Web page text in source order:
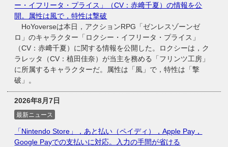
ー・イフリータ・プライス」（CV：赤﨑千夏）の情報を公
開。属性は風で，特性は撃破
HoYoverseは本日，アクションRPG「ゼンレスゾーンゼ
ロ」のキャラクター「ロクシー・イフリータ・プライス」
（CV：赤﨑千夏）に関する情報を公開した。ロクシーは，ク
ラレッタ（CV：植田佳奈）が当主を務める「フリンツ工房」
に所属するキャラクターだ。属性は「風」で，特性は「撃
破」。
2026年8月7日
最新ニュース
「Nintendo Store」，あと払い（ペイディ），Apple Pay，
Google Payでの支払いに対応。入力の手間が省ける